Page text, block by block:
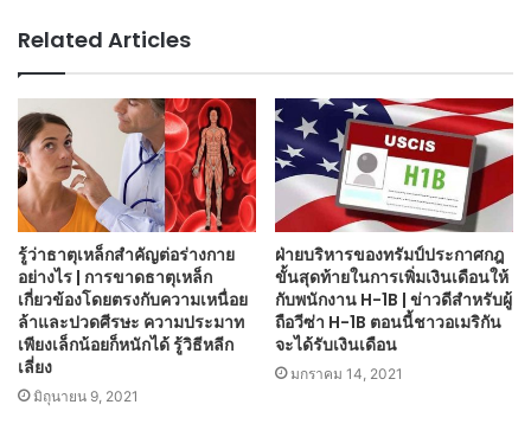
Related Articles
รู้ว่าธาตุเหล็กสำคัญต่อร่างกาย
อย่างไร | การขาดธาตุเหล็ก
เกี่ยวข้องโดยตรงกับความเหนื่อย
ล้าและปวดศีรษะ ความประมาท
เพียงเล็กน้อยก็หนักได้ รู้วิธีหลีก
เลี่ยง
มิถุนายน 9, 2021
ฝ่ายบริหารของทรัมป์ประกาศกฎ
ขั้นสุดท้ายในการเพิ่มเงินเดือนให้
กับพนักงาน H-1B | ข่าวดีสำหรับผู้
ถือวีซ่า H-1B ตอนนี้ชาวอเมริกัน
จะได้รับเงินเดือน
มกราคม 14, 2021